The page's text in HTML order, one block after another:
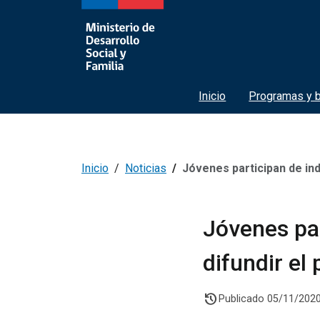
Inicio Programas y
Inicio Noticias Jóvenes participan de
Jóvenes
difundir el
history Publicado 05/11/2020